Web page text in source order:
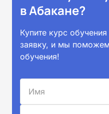
в Абакане?
Купите курс
заявку, и мы
обучения!